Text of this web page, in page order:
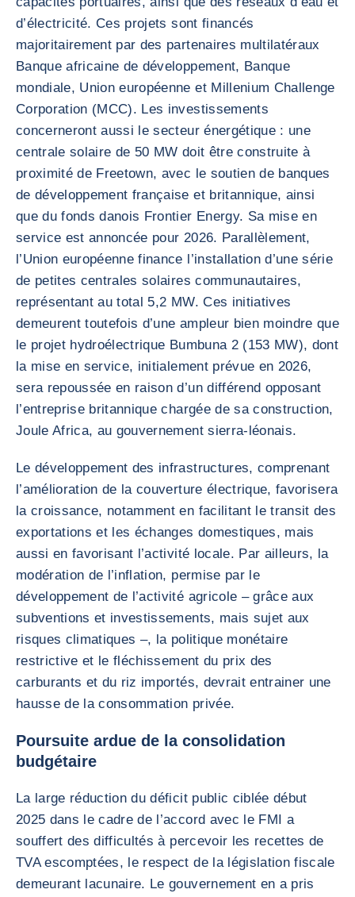
d’électricité. Ces projets sont financés
majoritairement par des partenaires multilatéraux
Banque africaine de développement, Banque
mondiale, Union européenne et Millenium Challenge
Corporation (MCC). Les investissements
concerneront aussi le secteur énergétique : une
centrale solaire de 50 MW doit être construite à
proximité de Freetown, avec le soutien de banques
de développement française et britannique, ainsi
que du fonds danois Frontier Energy. Sa mise en
service est annoncée pour 2026. Parallèlement,
l’Union européenne finance l’installation d’une série
de petites centrales solaires communautaires,
représentant au total 5,2 MW. Ces initiatives
demeurent toutefois d’une ampleur bien moindre que
le projet hydroélectrique Bumbuna 2 (153 MW), dont
la mise en service, initialement prévue en 2026,
sera repoussée en raison d’un différend opposant
l’entreprise britannique chargée de sa construction,
Joule Africa, au gouvernement sierra-léonais.
Le développement des infrastructures, comprenant
l’amélioration de la couverture électrique, favorisera
la croissance, notamment en facilitant le transit des
exportations et les échanges domestiques, mais
aussi en favorisant l’activité locale. Par ailleurs, la
modération de l’inflation, permise par le
développement de l’activité agricole – grâce aux
subventions et investissements, mais sujet aux
risques climatiques –, la politique monétaire
restrictive et le fléchissement du prix des
carburants et du riz importés, devrait entrainer une
hausse de la consommation privée.
Poursuite ardue de la consolidation
budgétaire
La large réduction du déficit public ciblée début
2025 dans le cadre de l’accord avec le FMI a
souffert des difficultés à percevoir les recettes de
TVA escomptées, le respect de la législation fiscale
demeurant lacunaire. Le gouvernement en a pris